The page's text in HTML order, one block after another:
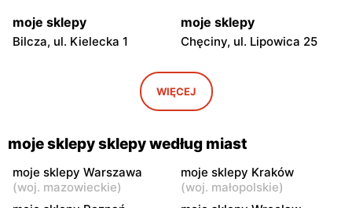
moje sklepy
Bilcza, ul. Kielecka 1
moje sklepy
Chęciny, ul. Lipowica 25
Iwaniska, ul. Ujazdowska 5
moje sklepy
Bogoria, ul. Rynek 30
Gorzyce, ul. Szkolna 44 Grębów, ul. Wydrza 180
moje sklepy
Jadachy, ul. Jadachy 111
moje sklepy
Jeżowe, ul. Zalesie 77
WIĘCEJ
moje sklepy sklepy według miast
moje sklepy Warszawa
(woj. mazowieckie)
moje sklepy Kraków
(woj. małopolskie)